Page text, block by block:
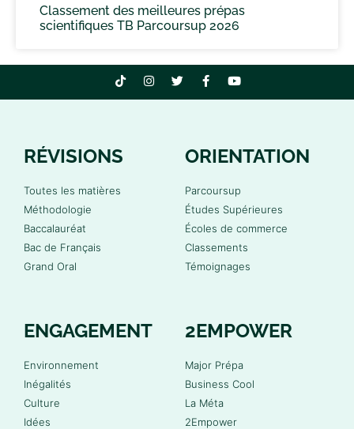
Classement des meilleures prépas
scientifiques TB Parcoursup 2026
RÉVISIONS
Toutes les matières
Méthodologie
Baccalauréat
Bac de Français
Grand Oral
ORIENTATION
Parcoursup
Études Supérieures
Écoles de commerce
Classements
Témoignages
ENGAGEMENT
Environnement
Inégalités
Culture
Idées
2EMPOWER
Major Prépa
Business Cool
La Méta
2Empower